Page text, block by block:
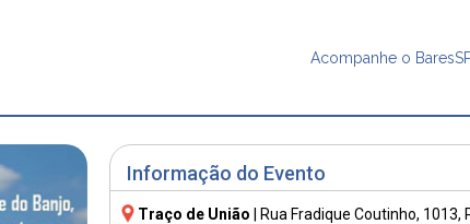
Acompanhe o
Informação do Evento
Traço de União Rua Fradique Coutinho, 1013,